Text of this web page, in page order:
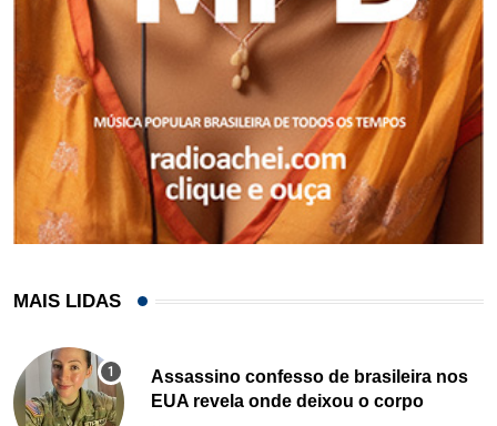
MAIS LIDAS
Assassino confesso de brasileira nos
EUA revela onde deixou o corpo